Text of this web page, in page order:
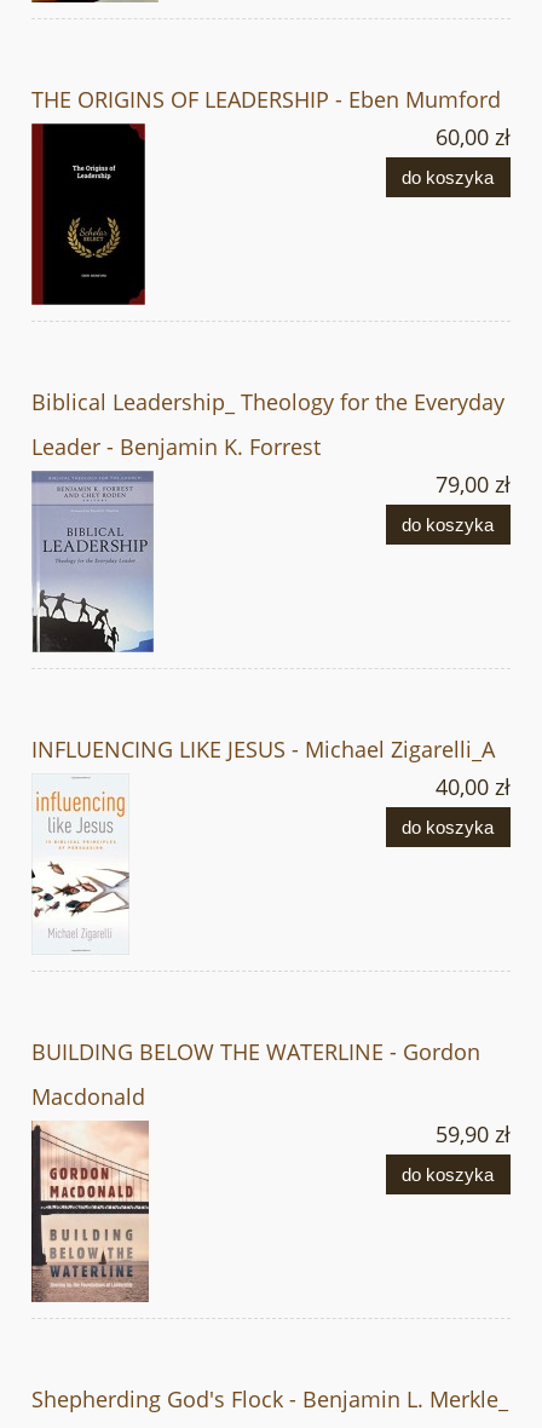
THE ORIGINS OF LEADERSHIP - Eben Mumford
60,00 zł
do koszyka
Biblical Leadership_ Theology for the Everyday
Leader - Benjamin K. Forrest
79,00 zł
do koszyka
INFLUENCING LIKE JESUS - Michael Zigarelli_A
40,00 zł
do koszyka
BUILDING BELOW THE WATERLINE - Gordon
Macdonald
59,90 zł
do koszyka
Shepherding God's Flock - Benjamin L. Merkle_